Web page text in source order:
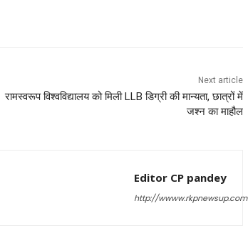
Next article
रामस्वरूप विश्वविद्यालय को मिली LLB डिग्री की मान्यता, छात्रों में
जश्न का माहौल
Editor CP pandey
http://wwww.rkpnewsup.com